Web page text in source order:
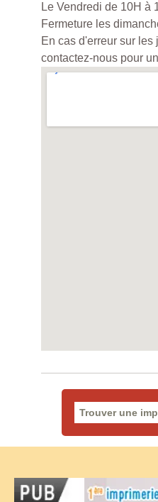
Le Vendredi de 10H à
Fermeture les
En cas d'erreur sur les
contactez-nous pour
Rechercher